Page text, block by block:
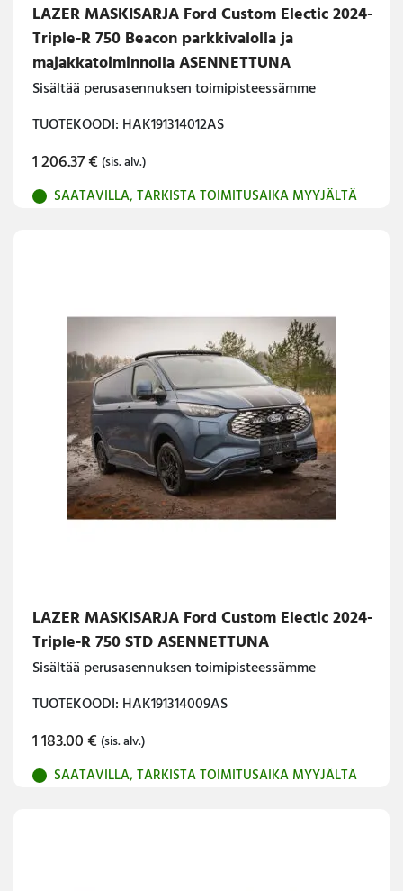
LAZER MASKISARJA Ford Custom Electic 2024-
Triple-R 750 Beacon parkkivalolla ja
majakkatoiminnolla ASENNETTUNA
Sisältää perusasennuksen toimipisteessämme
TUOTEKOODI: HAK191314012AS
1 206.37€ (sis. alv.)
SAATAVILLA, TARKISTA TOIMITUSAIKA MYYJÄLTÄ
LAZER MASKISARJA Ford Custom Electic 2024-
Triple-R 750 STD ASENNETTUNA
Sisältää perusasennuksen toimipisteessämme
TUOTEKOODI: HAK191314009AS
1 183.00€ (sis. alv.)
SAATAVILLA, TARKISTA TOIMITUSAIKA MYYJÄLTÄ